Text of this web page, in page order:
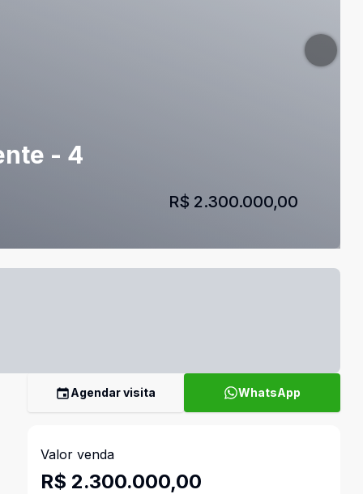
- 4
R$ 2.300.000,00
Agendar visita WhatsApp
Valor venda
R$ 2.300.000,00